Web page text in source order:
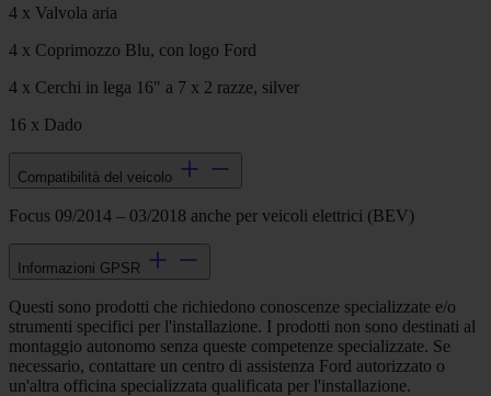
4 x Valvola aria
4 x Coprimozzo Blu, con logo Ford
4 x Cerchi in lega 16" a 7 x 2 razze, silver
16 x Dado
Compatibilità del veicolo
Focus 09/2014 – 03/2018 anche per veicoli elettrici (BEV)
Informazioni GPSR
Questi sono prodotti che richiedono conoscenze specializzate e/o
strumenti specifici per l'installazione. I prodotti non sono destinati al
montaggio autonomo senza queste competenze specializzate. Se
necessario, contattare un centro di assistenza Ford autorizzato o
un'altra officina specializzata qualificata per l'installazione.